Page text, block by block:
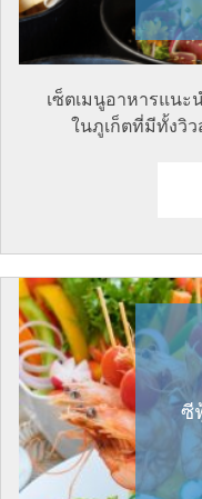
เซ็ตเมนูอาหารแน
ในภูเก็ตที่มีทั้งวิ
ซี